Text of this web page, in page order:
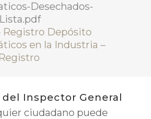
Desechados-
Registro Depósito
en la Industria –
Inspector General
ciudadano puede